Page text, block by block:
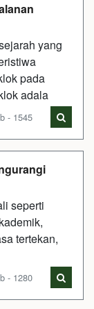
yang
pada
adala
- 1545
seperti
tertekan,
- 1280